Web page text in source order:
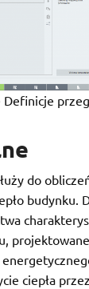
Definicje
do
budynku.
ciepła